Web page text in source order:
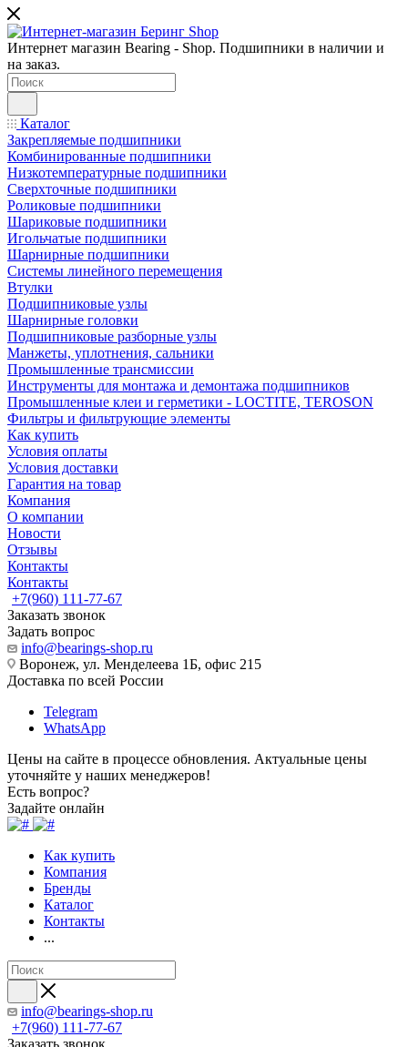
Интернет магазин Bearing - Shop. Подшипники в наличии и
на заказ.
Каталог
Закрепляемые подшипники
Комбинированные подшипники
Низкотемпературные подшипники
Сверхточные подшипники
Роликовые подшипники
Шариковые подшипники
Игольчатые подшипники
Шарнирные подшипники
Системы линейного перемещения
Втулки
Подшипниковые узлы
Шарнирные головки
Подшипниковые разборные узлы
Манжеты, уплотнения, сальники
Промышленные трансмиссии
Инструменты для монтажа и демонтажа подшипников
Промышленные клеи и герметики - LOCTITE, TEROSON
Фильтры и фильтрующие элементы
Как купить
Условия оплаты
Условия доставки
Гарантия на товар
Компания
О компании
Новости
Отзывы
Контакты
Контакты
+7(960) 111-77-67
Заказать звонок
Задать вопрос
info@bearings-shop.ru
Воронеж, ул. Менделеева 1Б, офис 215
Доставка по всей России
Telegram
WhatsApp
Цены на сайте в процессе обновления. Актуальные цены
уточняйте у наших менеджеров!
Есть вопрос?
Задайте онлайн
Как купить
Компания
Бренды
Каталог
Контакты
...
info@bearings-shop.ru
+7(960) 111-77-67
Заказать звонок